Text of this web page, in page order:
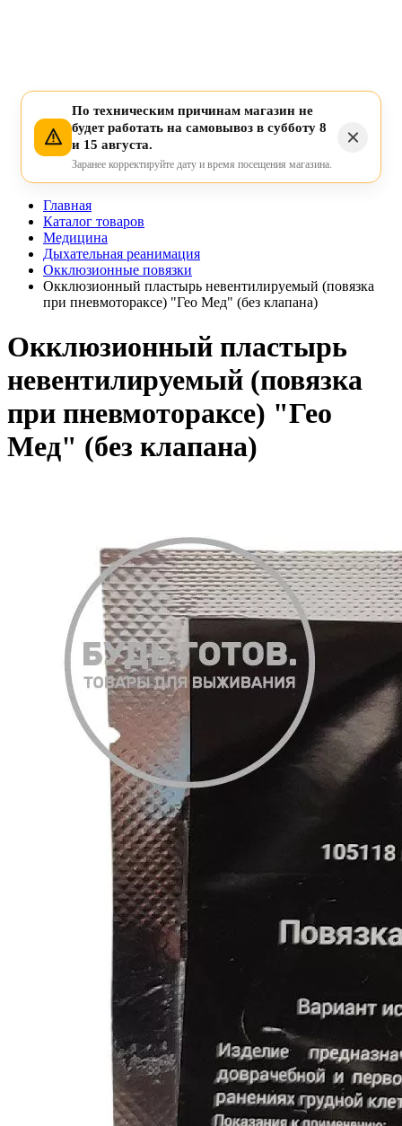
По техническим причинам магазин не
будет работать на самовывоз в субботу 8
и 15 августа.
Заранее корректируйте дату и время посещения магазина.
Главная
Каталог товаров
Медицина
Дыхательная реанимация
Окклюзионные повязки
Окклюзионный пластырь невентилируемый (повязка
при пневмотораксе) "Гео Мед" (без клапана)
Окклюзионный пластырь
невентилируемый (повязка
при пневмотораксе) "Гео
Мед" (без клапана)